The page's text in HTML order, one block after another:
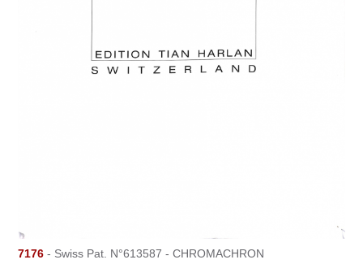
7176 - Swiss Pat. N°613587 - CHROMACHRON